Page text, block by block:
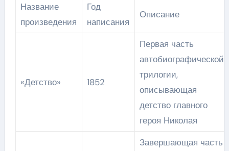
Название
произведения
Год
написания
Описание
«Детство» 1852
Первая часть
автобиографической
трилогии,
описывающая
детство главного
героя Николая
Завершающая часть